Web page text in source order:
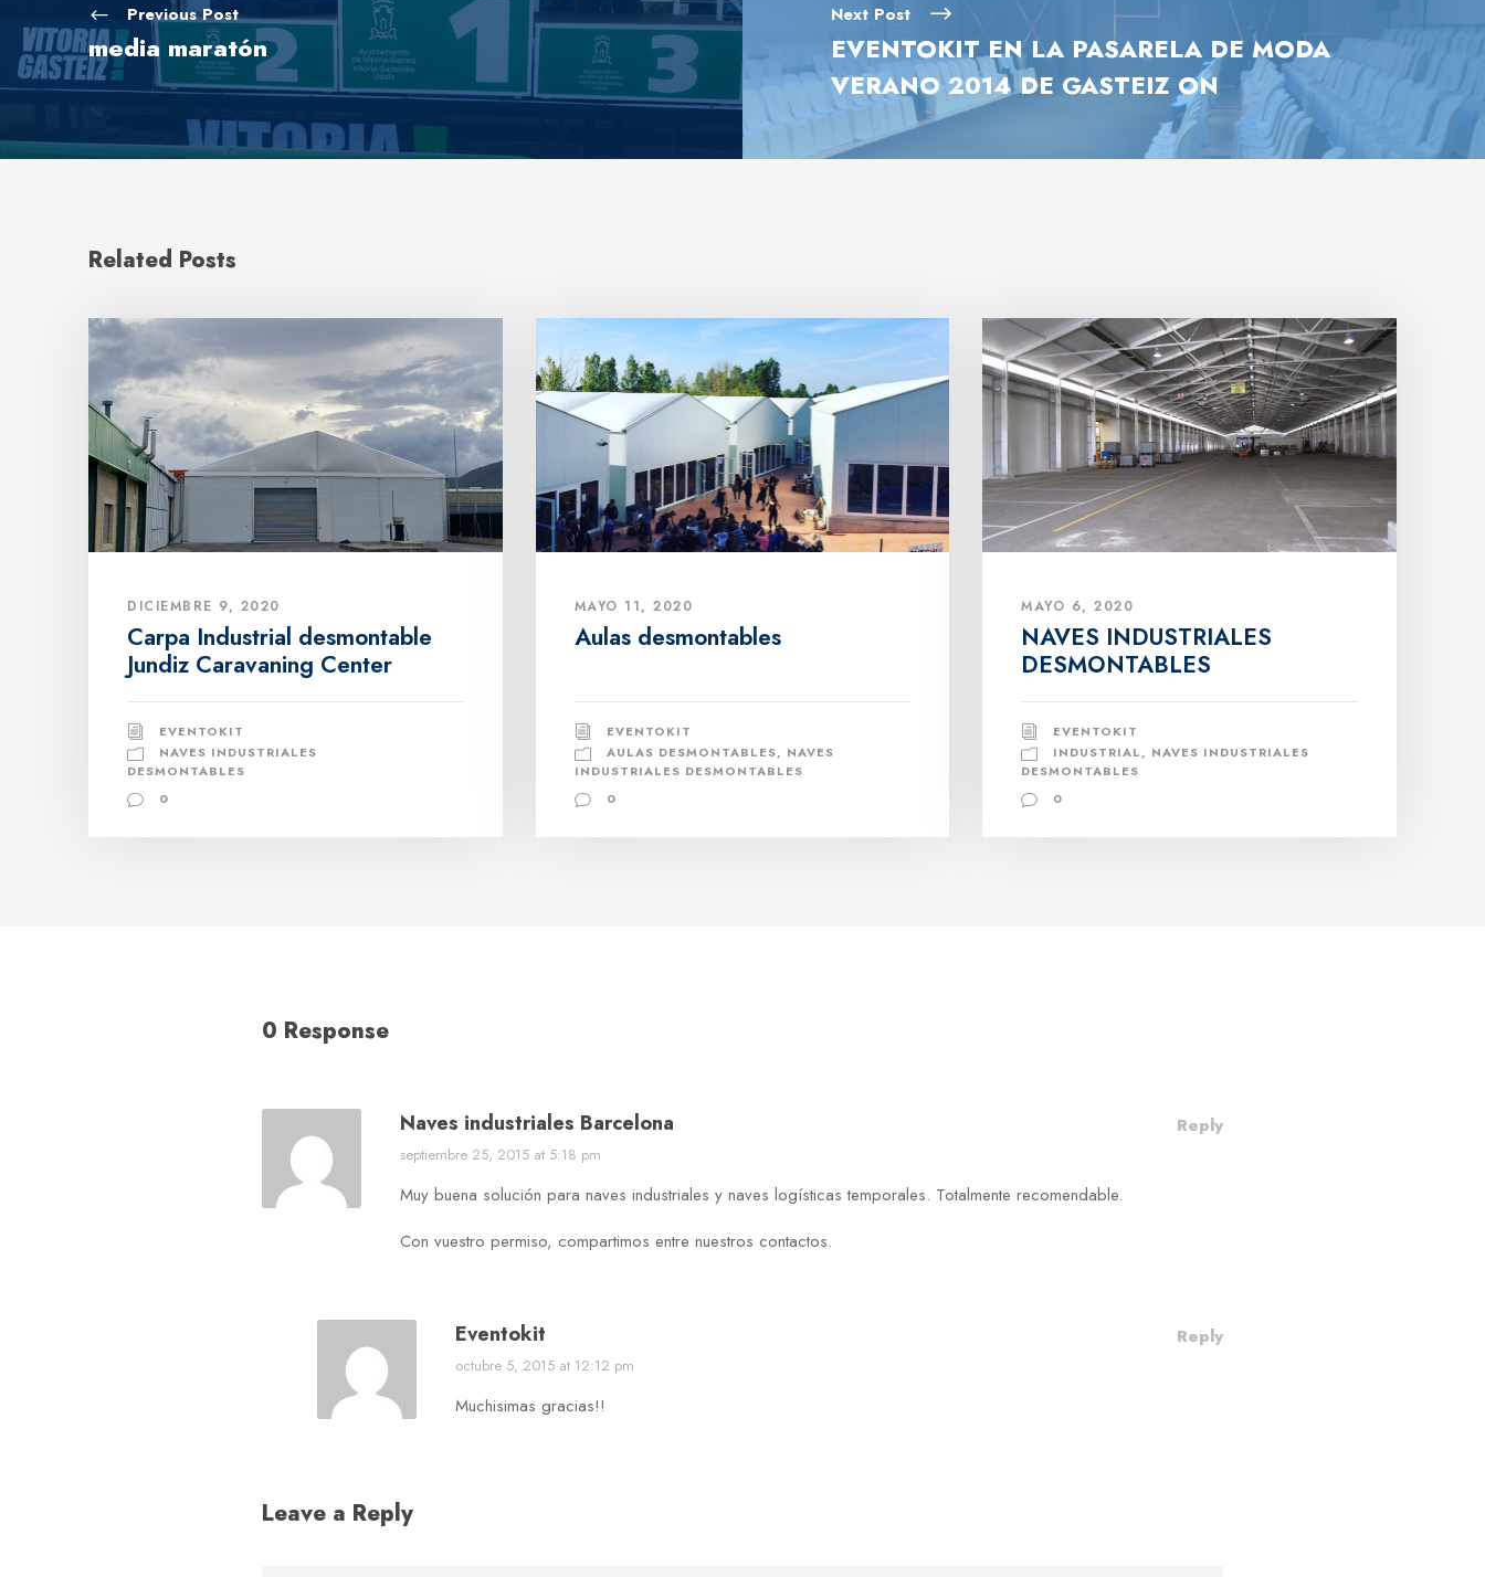
Previous Post
media maratón
Next Post
EVENTOKIT EN LA PASARELA DE MODA
VERANO 2014 DE GASTEIZ ON
Related Posts
DICIEMBRE 9, 2020
Carpa Industrial desmontable
Jundiz Caravaning Center
EVENTOKIT
NAVES INDUSTRIALES
DESMONTABLES
0
MAYO 11, 2020
Aulas desmontables
EVENTOKIT
AULAS DESMONTABLES, NAVES
INDUSTRIALES DESMONTABLES
0
MAYO 6, 2020
NAVES INDUSTRIALES
DESMONTABLES
EVENTOKIT
INDUSTRIAL, NAVES INDUSTRIALES
DESMONTABLES
0
0 Response
Naves industriales Barcelona
septiembre 25, 2015 at 5:18 pm
Reply
Muy buena solución para naves industriales y naves logísticas temporales. Totalmente recomendable.
Con vuestro permiso, compartimos entre nuestros contactos.
Eventokit
octubre 5, 2015 at 12:12 pm
Reply
Muchisimas gracias!!
Leave a Reply